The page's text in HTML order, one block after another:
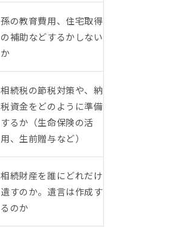
孫の教育費用、住宅取得
の補助などするかしない
か
相続税の節税対策や、納
税資金をどのように準備
するか（生命保険の活
用、生前贈与など）
相続財産を誰にどれだけ
遺すのか。遺言は作成す
るのか